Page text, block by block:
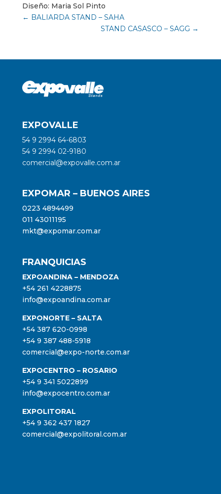
Diseño: Maria Sol Pinto
← BALIARDA STAND – SAHA
STAND CASASCO – SAGG →
EXPOVALLE
54 9 2994 64-6803
54 9 2994 02-9180
comercial@expovalle.com.ar
EXPOMAR – BUENOS AIRES
0223 4894499
011 43011195
mkt@expomar.com.ar
FRANQUICIAS
EXPOANDINA – MENDOZA
+54 261 4228875
info@expoandina.com.ar
EXPONORTE – SALTA
+54 387 620-0998
+54 9 387 488-5918
comercial@expo-norte.com.ar
EXPOCENTRO – ROSARIO
+54 9 341 5022899
info@expocentro.com.ar
EXPOLITORAL
+54 9 362 437 1827
comercial@expolitoral.com.ar